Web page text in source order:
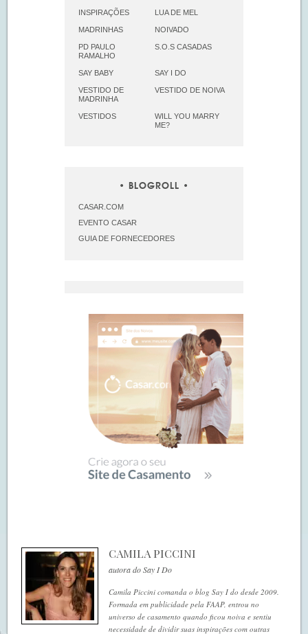
INSPIRAÇÕES LUA DE MEL
MADRINHAS NOIVADO
PD PAULO
RAMALHO
S.O.S CASADAS
SAY BABY SAY I DO
VESTIDO DE
MADRINHA
VESTIDO DE NOIVA
VESTIDOS
WILL YOU MARRY
ME?
BLOGROLL
CASAR.COM
EVENTO CASAR
GUIA DE FORNECEDORES
CAMILA PICCINI
autora do Say I Do
Camila Piccini comanda o blog Say I do desde 2009.
Formada em publicidade pela FAAP, entrou no
universo de casamento quando ficou noiva e sentiu
necessidade de dividir suas inspirações com outras